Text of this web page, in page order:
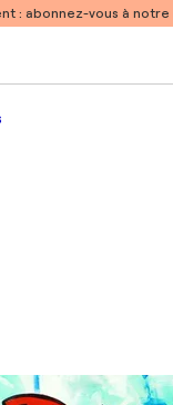
: abonnez-vous à